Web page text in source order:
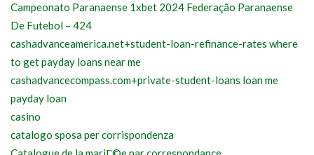
Campeonato Paranaense 1xbet 2024 Federação Paranaense
De Futebol – 424
cashadvanceamerica.net+student-loan-refinance-rates where
to get payday loans near me
cashadvancecompass.com+private-student-loans loan me
payday loan
casino
catalogo sposa per corrispondenza